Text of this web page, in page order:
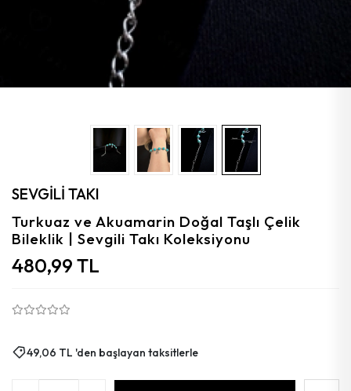
Granat
Kalsedon
Kehribar
Güneş
Azurit
SEVGİLİ TAKI
Turkuaz ve Akuamarin Doğal Taşlı Çelik
Bileklik | Sevgili Takı Koleksiyonu
480,99 TL
49,06 TL 'den başlayan taksitlerle